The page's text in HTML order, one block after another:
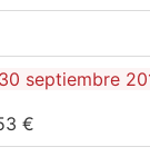
septiembre
€